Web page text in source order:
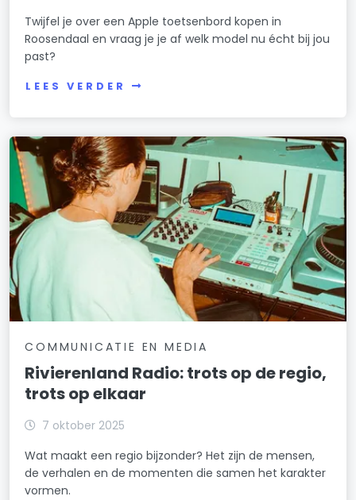
Twijfel je over een Apple toetsenbord kopen in
Roosendaal en vraag je je af welk model nu écht bij jou
past?
LEES VERDER
COMMUNICATIE EN MEDIA
Rivierenland Radio: trots op de regio,
trots op elkaar
7 oktober 2025
Wat maakt een regio bijzonder? Het zijn de mensen,
de verhalen en de momenten die samen het karakter
vormen.